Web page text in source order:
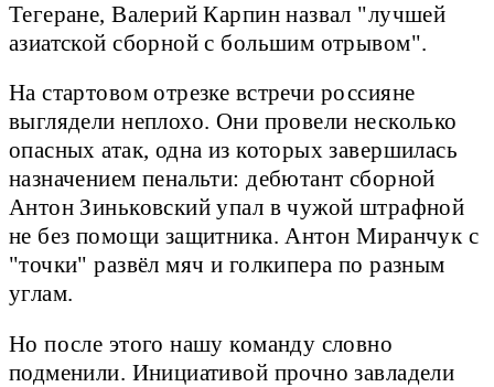
Тегеране, Валерий Карпин назвал "лучшей
азиатской сборной с большим отрывом".
На стартовом отрезке встречи россияне
выглядели неплохо. Они провели несколько
опасных атак, одна из которых завершилась
назначением пенальти: дебютант сборной
Антон Зиньковский упал в чужой штрафной
не без помощи защитника. Антон Миранчук с
"точки" развёл мяч и голкипера по разным
углам.
Но после этого нашу команду словно
подменили. Инициативой прочно завладели